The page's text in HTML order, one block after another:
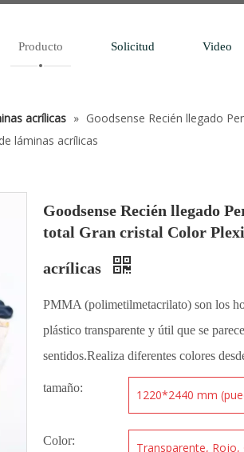
Producto Solicitud Video
acrílicas » Goodsense Recién llegado
láminas acrílicas
Goodsense Recién llegado
total Gran cristal Color
acrílicas
PMMA (polimetilmetacrilato) son los
plástico transparente y útil que se
sentidos.Realiza diferentes colores
tamaño: 1220*2440 mm
Color: Transparente, Rojo,